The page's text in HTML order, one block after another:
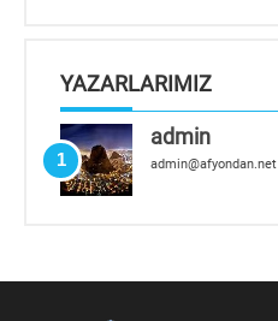
YAZARLARIMIZ
1
admin
admin@afyondan.net